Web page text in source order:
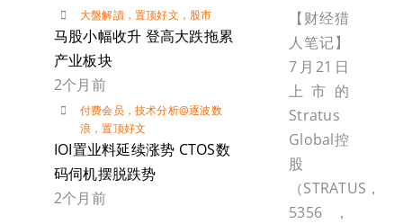
大盤解讀， 置顶好文 ， 股市
马股小幅收升 登高大跌拖累
产业板块
2个月前
付费会员 ， 技术分析@逐波数
浪 ，置顶好文
IOI置业料延续涨势 CTOS数
码伺机摆脱跌势
2个月前
【财经猎
人笔记】
7月21日
上市的
Stratus
Global控
股
（STRATUS，
5356，